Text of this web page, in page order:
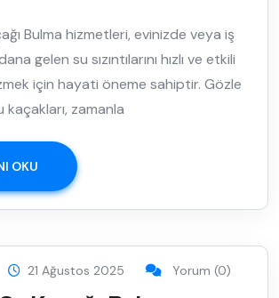
Bulma hizmetleri, evinizde veya iş
gelen su sızıntılarını hızlı ve etkili
için hayati öneme sahiptir. Gözle
zamanla
OKU
21 Ağustos 2025 Yorum (0)